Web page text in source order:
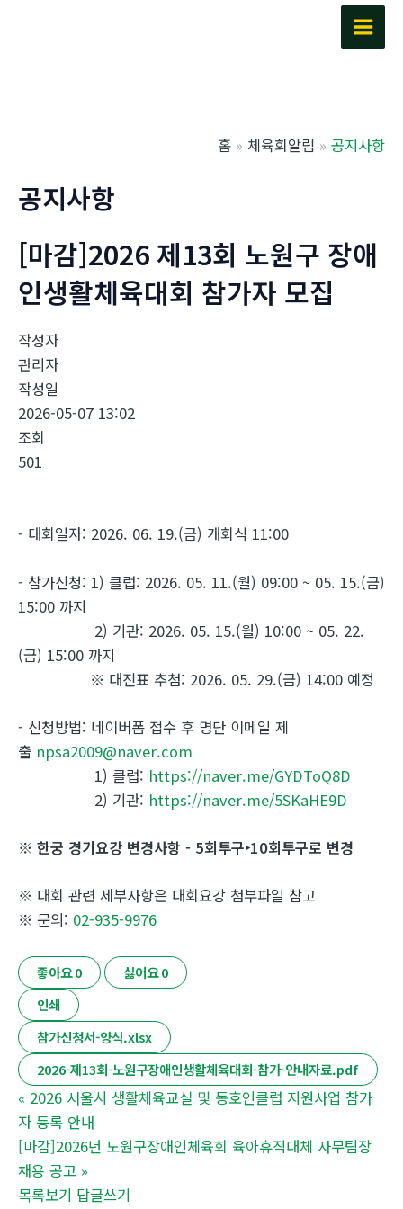
Main
홈 체육회알림 공지사항
공지사항
[마감]2026 제13회 노원구 장애
인생활체육대회 참가자 모집
작성자
관리자
작성일
2026-05-07 13:02
조회
501
- 대회일자: 2026. 06. 19.(금) 개회식 11:00
- 참가신청: 1) 클럽: 2026. 05. 11.(월) 09:00 ~ 05. 15.(금)
15:00 까지
2) 기관: 2026. 05. 15.(월) 10:00 ~ 05. 22.
(금) 15:00 까지
※ 대진표 추첨: 2026. 05. 29.(금) 14:00 예정
- 신청방법: 네이버폼 접수 후 명단 이메일 제
출 npsa2009@naver.com
1) 클럽: https://naver.me/GYDToQ8D
2) 기관: https://naver.me/5SKaHE9D
※ 한궁 경기요강 변경사항 - 5회투구‣10회투구로 변경
※ 대회 관련 세부사항은 대회요강 첨부파일 참고
※ 문의: 02-935-9976
좋아요0 싫어요0
인쇄
참가신청서-양식.xlsx
2026-제13회-노원구장애인생활체육대회-참가-안내자료.pdf
« 2026 서울시 생활체육교실 및 동호인클럽 지원사업 참가
자 등록 안내
[마감]2026년 노원구장애인체육회 육아휴직대체 사무팀장
채용 공고 »
목록보기 답글쓰기